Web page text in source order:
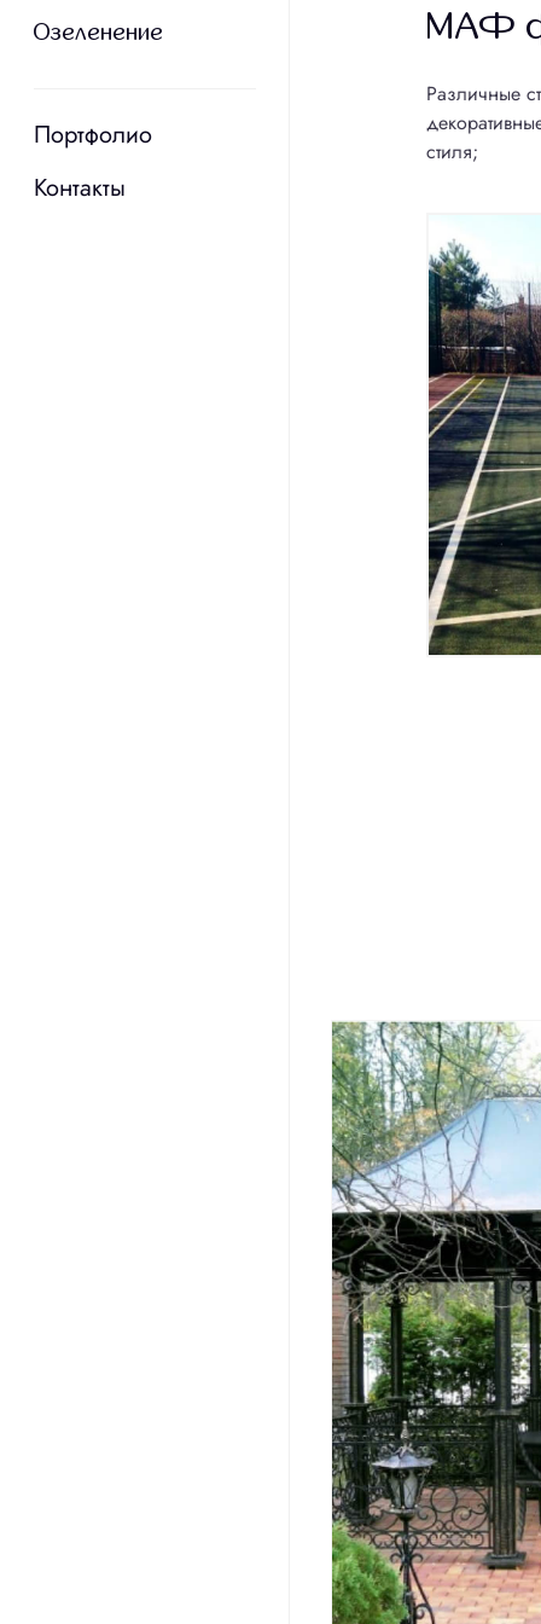
Озеленение
Портфолио
Контакты
Озеленение
Портфолио
Контакты
Мощение
Устройство
Устройство
Посадка
Цена 1 м²
МАФ
Различные
стиля;